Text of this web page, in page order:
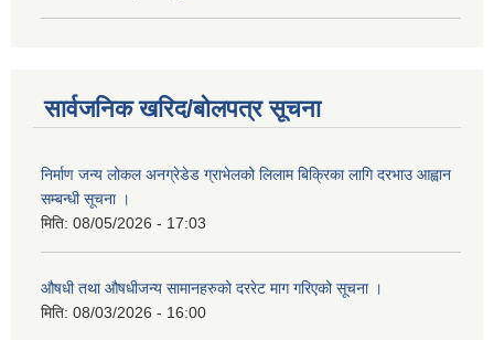
सार्वजनिक खरिद/बोलपत्र सूचना
निर्माण जन्य लोकल अनग्रेडेड ग्राभेलको लिलाम बिक्रिका लागि दरभाउ आह्वान
सम्बन्धी सूचना ।
मिति: 08/05/2026 - 17:03
औषधी तथा औषधीजन्य सामानहरुको दररेट माग गरिएको सूचना ।
मिति: 08/03/2026 - 16:00